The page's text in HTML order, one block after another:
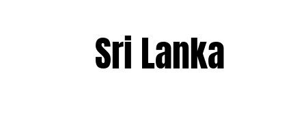
Sri Lanka